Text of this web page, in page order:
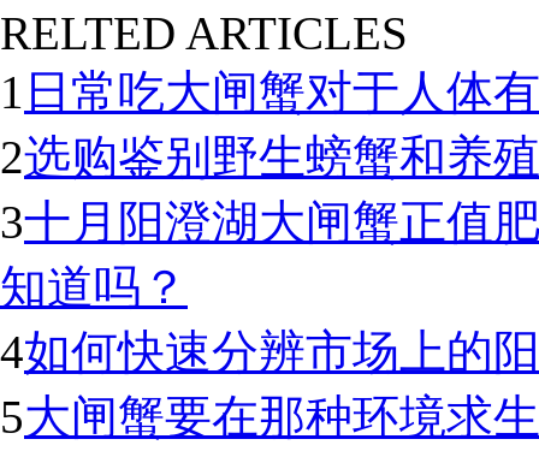
RELTED ARTICLES
1 日常吃大闸蟹对于人体
2选购鉴别野生螃蟹和养
3十月阳澄湖大闸蟹正值
知道吗？
4如何快速分辨市场上的
5大闸蟹要在那种环境求